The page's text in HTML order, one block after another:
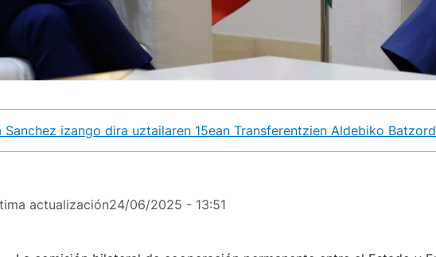
Sanchez izango dira uztailaren 15ean Transferentzien Aldebiko
actualización24/06/2025 - 13:51